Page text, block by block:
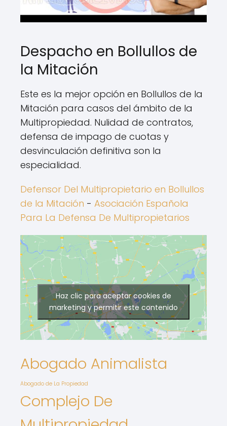
Despacho en Bollullos de
la Mitación
Este es la mejor opción en Bollullos de la
Mitación para casos del ámbito de la
Multipropiedad. Nulidad de contratos,
defensa de impago de cuotas y
desvinculación definitiva son la
especialidad.
Defensor Del Multipropietario en Bollullos
de la Mitación - Asociación Española
Para La Defensa De Multipropietarios
Haz clic para aceptar cookies de
marketing y permitir este contenido
Abogado Animalista
Abogado de La Propiedad
Complejo De